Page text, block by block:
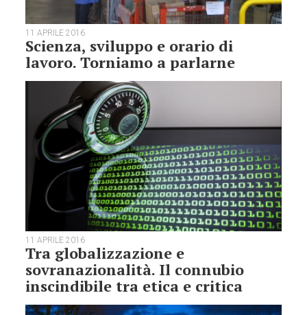
11 APRILE 2016
Scienza, sviluppo e orario di
lavoro. Torniamo a parlarne
11 APRILE 2016
Tra globalizzazione e
sovranazionalità. Il connubio
inscindibile tra etica e critica